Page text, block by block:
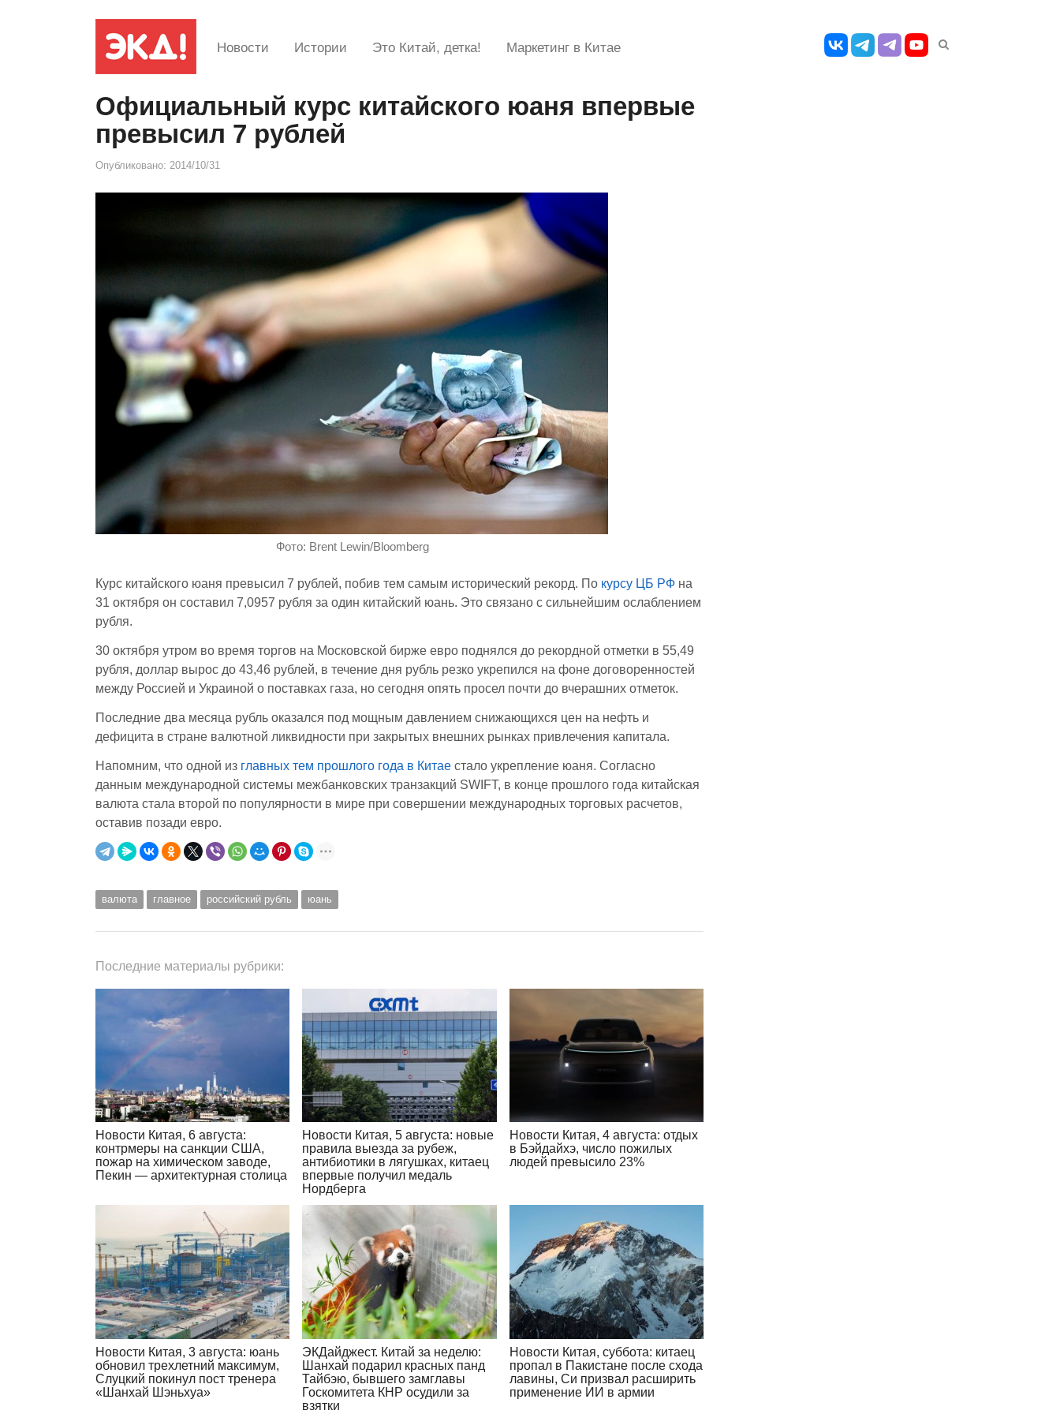
Новости Истории Это Китай, детка! Маркетинг в Китае
Официальный курс китайского юаня впервые
превысил 7 рублей
Опубликовано: 2014/10/31
Фото: Brent Lewin/Bloomberg
Курс китайского юаня превысил 7 рублей, побив тем самым исторический рекорд. По курсу ЦБ РФ на
31 октября он составил 7,0957 рубля за один китайский юань. Это связано с сильнейшим ослаблением
рубля.
30 октября утром во время торгов на Московской бирже евро поднялся до рекордной отметки в 55,49
рубля, доллар вырос до 43,46 рублей, в течение дня рубль резко укрепился на фоне договоренностей
между Россией и Украиной о поставках газа, но сегодня опять просел почти до вчерашних отметок.
Последние два месяца рубль оказался под мощным давлением снижающихся цен на нефть и
дефицита в стране валютной ликвидности при закрытых внешних рынках привлечения капитала.
Напомним, что одной из главных тем прошлого года в Китае стало укрепление юаня. Согласно
данным международной системы межбанковских транзакций SWIFT, в конце прошлого года китайская
валюта стала второй по популярности в мире при совершении международных торговых расчетов,
оставив позади евро.
валюта главное российский рубль юань
Последние материалы рубрики:
Новости Китая, 6 августа:
контрмеры на санкции США,
пожар на химическом заводе,
Пекин — архитектурная столица
Новости Китая, 5 августа: новые
правила выезда за рубеж,
антибиотики в лягушках, китаец
впервые получил медаль
Нордберга
Новости Китая, 4 августа: отдых
в Бэйдайхэ, число пожилых
людей превысило 23%
Новости Китая, 3 августа: юань
обновил трехлетний максимум,
Слуцкий покинул пост тренера
«Шанхай Шэньхуа»
ЭКДайджест. Китай за неделю:
Шанхай подарил красных панд
Тайбэю, бывшего замглавы
Госкомитета КНР осудили за
взятки
Новости Китая, суббота: китаец
пропал в Пакистане после схода
лавины, Си призвал расширить
применение ИИ в армии